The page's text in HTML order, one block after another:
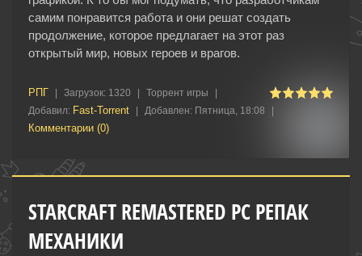
самим понравится работа и они решат создать
продолжение, которое предлагает на этот раз
открытый мир, новых героев и врагов.
РПГ Загрузок: 1320 Торрент игры
Добавил: Fast-Torrent Добавлен: Пятница, 18:08
Комментарии (0)
STARCRAFT REMASTERED PC РЕПАК
МЕХАНИКИ